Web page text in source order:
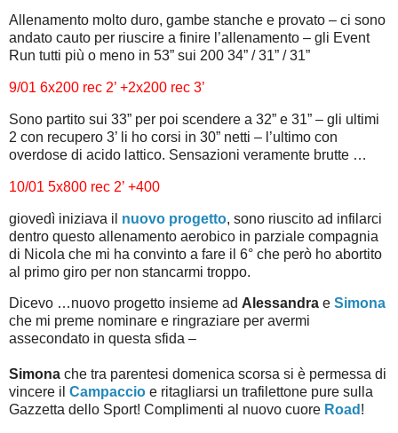
Allenamento molto duro, gambe stanche e provato – ci sono
andato cauto per riuscire a finire l’allenamento – gli Event
Run tutti più o meno in 53” sui 200 34” / 31” / 31”
9/01 6x200 rec 2’ +2x200 rec 3’
Sono partito sui 33” per poi scendere a 32” e 31” – gli ultimi
2 con recupero 3’ li ho corsi in 30” netti – l’ultimo con
overdose di acido lattico. Sensazioni veramente brutte …
10/01 5x800 rec 2’ +400
giovedì iniziava il nuovo progetto, sono riuscito ad infilarci
dentro questo allenamento aerobico in parziale compagnia
di Nicola che mi ha convinto a fare il 6° che però ho abortito
al primo giro per non stancarmi troppo.
Dicevo …nuovo progetto insieme ad Alessandra e Simona
che mi preme nominare e ringraziare per avermi
assecondato in questa sfida –
Simona che tra parentesi domenica scorsa si è permessa di
vincere il Campaccio e ritagliarsi un trafilettone pure sulla
Gazzetta dello Sport! Complimenti al nuovo cuore Road !